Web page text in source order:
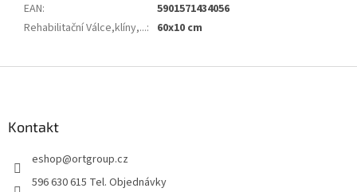
EAN:
5901571434056
Rehabilitační Válce,klíny,...: 60x10 cm
Kontakt
eshop@ortgroup.cz
596 630 615 Tel. Objednávky